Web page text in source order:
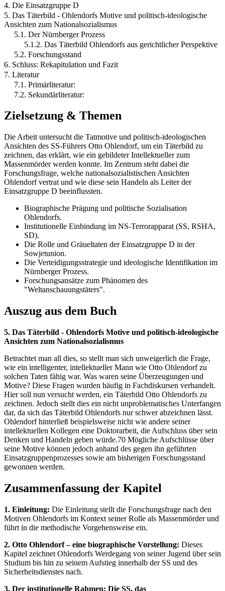
4. Die Einsatzgruppe D
5. Das Täterbild - Ohlendorfs Motive und politisch-ideologische
Ansichten zum Nationalsozialismus
5.1. Der Nürnberger Prozess
5.1.2. Das Täterbild Ohlendorfs aus gerichtlicher Perspektive
5.2. Forschungsstand
6. Schluss: Rekapitulation und Fazit
7. Literatur
7.1. Primärliteratur:
7.2. Sekundärliteratur:
Zielsetzung & Themen
Die Arbeit untersucht die Tatmotive und politisch-ideologischen
Ansichten des SS-Führers Otto Ohlendorf, um ein Täterbild zu
zeichnen, das erklärt, wie ein gebildeter Intellektueller zum
Massenmörder werden konnte. Im Zentrum steht dabei die
Forschungsfrage, welche nationalsozialistischen Ansichten
Ohlendorf vertrat und wie diese sein Handeln als Leiter der
Einsatzgruppe D beeinflussten.
Biographische Prägung und politische Sozialisation
Ohlendorfs.
Institutionelle Einbindung im NS-Terrorapparat (SS, RSHA,
SD).
Die Rolle und Gräueltaten der Einsatzgruppe D in der
Sowjetunion.
Die Verteidigungsstrategie und ideologische Identifikation im
Nürnberger Prozess.
Forschungsansätze zum Phänomen des
"Weltanschauungstäters".
Auszug aus dem Buch
5. Das Täterbild - Ohlendorfs Motive und politisch-ideologische
Ansichten zum Nationalsozialismus
Betrachtet man all dies, so stellt man sich unweigerlich die Frage,
wie ein intelligenter, intellektueller Mann wie Otto Ohlendorf zu
solchen Taten fähig war. Was waren seine Überzeugungen und
Motive? Diese Fragen wurden häufig in Fachdiskursen verhandelt.
Hier soll nun versucht werden, ein Täterbild Otto Ohlendorfs zu
zeichnen. Jedoch stellt dies ein nicht unproblematisches Unterfangen
dar, da sich das Täterbild Ohlendorfs nur schwer abzeichnen lässt.
Ohlendorf hinterließ beispielsweise nicht wie andere seiner
intellektuellen Kollegen eine Doktorarbeit, die Aufschluss über sein
Denken und Handeln geben würde.70 Mögliche Aufschlüsse über
seine Motive können jedoch anhand des gegen ihn geführten
Einsatzgruppenprozesses sowie am bisherigen Forschungsstand
gewonnen werden.
Zusammenfassung der Kapitel
1. Einleitung: Die Einleitung stellt die Forschungsfrage nach den
Motiven Ohlendorfs im Kontext seiner Rolle als Massenmörder und
führt in die methodische Vorgehensweise ein.
2. Otto Ohlendorf – eine biographische Vorstellung: Dieses
Kapitel zeichnet Ohlendorfs Werdegang von seiner Jugend über sein
Studium bis hin zu seinem Aufstieg innerhalb der SS und des
Sicherheitsdienstes nach.
3. Der institutionelle Rahmen: Die SS, das